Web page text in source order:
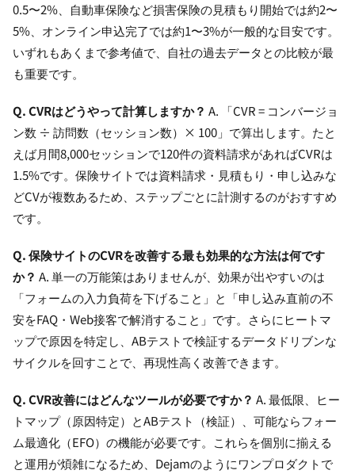
0.5〜2%、自動車保険など損害保険の見積もり開始では約2〜
5%、オンライン申込完了では約1〜3%が一般的な目安です。
いずれもあくまで参考値で、自社の過去データとの比較が最
も重要です。
Q. CVRはどうやって計算しますか？ A. 「CVR = コンバージョ
ン数 ÷ 訪問数（セッション数）× 100」で算出します。たと
えば月間8,000セッションで120件の資料請求があればCVRは
1.5%です。保険サイトでは資料請求・見積もり・申し込みな
どCVが複数あるため、ステップごとに計測するのがおすすめ
です。
Q. 保険サイトのCVRを改善する最も効果的な方法は何です
か？ A. 単一の万能策はありませんが、効果が出やすいのは
「フォームの入力負荷を下げること」と「申し込み直前の不
安をFAQ・Web接客で解消すること」です。さらにヒートマ
ップで原因を特定し、ABテストで検証するデータドリブンな
サイクルを回すことで、再現性高く改善できます。
Q. CVR改善にはどんなツールが必要ですか？ A. 最低限、ヒー
トマップ（原因特定）とABテスト（検証）、可能ならフォー
ム最適化（EFO）の機能が必要です。これらを個別に揃える
と運用が煩雑になるため、Dejamのようにワンプロダクトで